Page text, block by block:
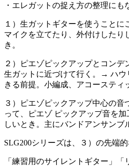
・エレガットの捉え方の整理にも
１）生ガットギターを使うこと
マイクを立てたり、外付けしたり
き。
２）ピエゾピックアップとコンデ
生ガットに近づけて行く。→ ハウ
きる前提。小編成、アコースティ
３）ピエゾピックアップ中心の
って、ピエゾ ピックアップ音を
しいとき。主にバンドアンサンブ
SLG200シリーズは、３）の先端的
「練習用のサイレントギター」